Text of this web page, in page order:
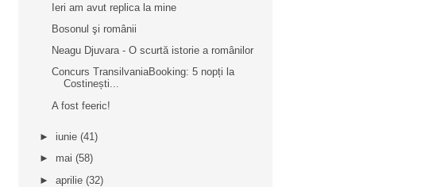
Ieri am avut replica la mine
Bosonul şi românii
Neagu Djuvara - O scurtă istorie a românilor
Concurs TransilvaniaBooking: 5 nopți la
Costinești...
A fost feeric!
► iunie (41)
► mai (58)
► aprilie (32)